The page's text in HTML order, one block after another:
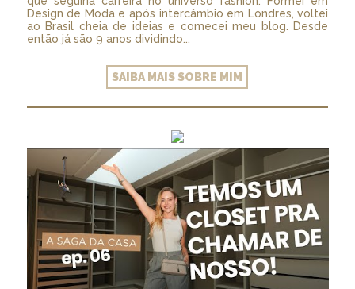
Design de Moda e após intercâmbio em Londres, voltei
ao Brasil cheia de ideias e comecei meu blog. Desde
então já são 9 anos dividindo...
SAIBA MAIS SOBRE MIM